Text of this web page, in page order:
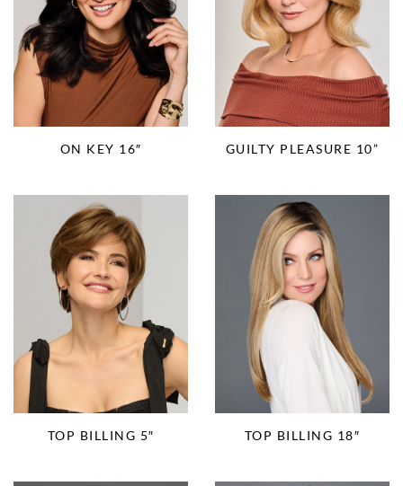
ON KEY 16″ GUILTY PLEASURE 10”
TOP BILLING 5″ TOP BILLING 18″